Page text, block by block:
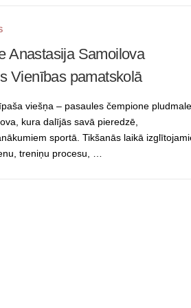
Anastasija Samoilova
Vienības pamatskolā
viešņa – pasaules čempione
kura dalījās savā pieredzē,
sportā. Tikšanās laikā
treniņu procesu, …